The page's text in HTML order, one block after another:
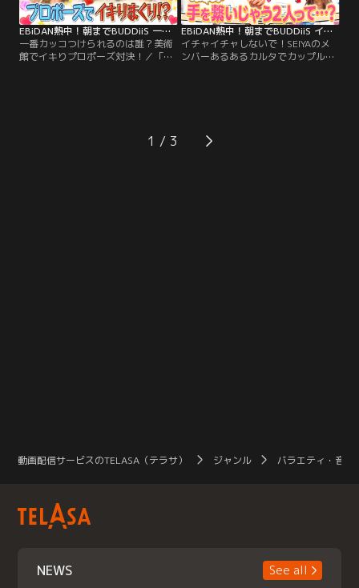
EBiDAN熱中！朝までBUDDiiS 一番カッコつけられるのは誰？美術館でイキりプロポーズ対決！
一番カッコつけられるのは誰？美術
館でイキりプロポーズ対決！／「朝
ヴ・デ・リュミエール）」。ゴッホ
の名画を巨大な映像と壮大な音楽で
EBiDAN熱中！朝までBUDDiiS イチャイチャしないで！SEIYAのメンバーあるあるカルタでカップル誕生！？
イチャイチャしないで！SEIYAのメ
ンバーあるあるカルタでカップル誕
SEIYA。普段から一緒に過ごしてい
るからこそ気付く、メンバーそれぞ
1
動画配信サービスのTELASA（テラサ） ジャンル バラエティ・音楽
NEWS See all